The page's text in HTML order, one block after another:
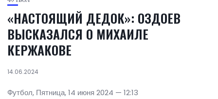
«НАСТОЯЩИЙ ДЕДОК»: ОЗДОЕВ
ВЫСКАЗАЛСЯ О МИХАИЛЕ
КЕРЖАКОВЕ
14.06.2024
Футбол, Пятница, 14 июня 2024 — 12:13